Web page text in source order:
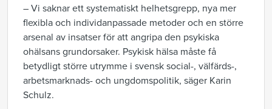
– Vi saknar ett systematiskt helhetsgrepp, nya mer
flexibla och individanpassade metoder och en större
arsenal av insatser för att angripa den psykiska
ohälsans grundorsaker. Psykisk hälsa måste få
betydligt större utrymme i svensk social-, välfärds-,
arbetsmarknads- och ungdomspolitik, säger Karin
Schulz.